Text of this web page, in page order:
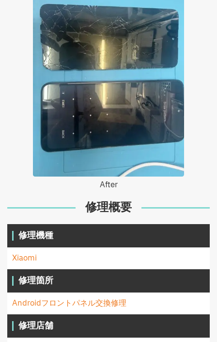
After
修理概要
修理機種
Xiaomi
修理箇所
Androidフロントパネル交換修理
修理店舗